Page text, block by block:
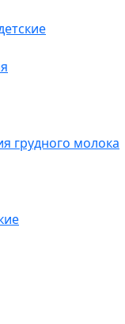
грудного молока